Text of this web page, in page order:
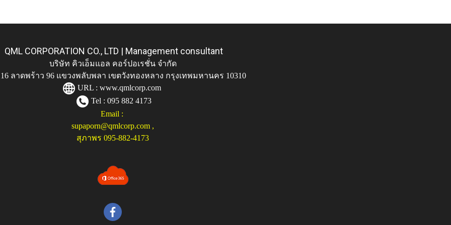
QML CORPORATION CO., LTD | Management consultant
บริษัท คิวเอ็มแอล คอร์ปอเรชั่น จำกัด
ลาดพร้าว 96 แขวงพลับพลา เขตวังทองหลาง กรุงเทพมหานคร 10310
URL : www.qmlcorp.com
Tel : 095 882 4173
Email :
supaporn@qmlcorp.com ,
สุภาพร 095-882-4173